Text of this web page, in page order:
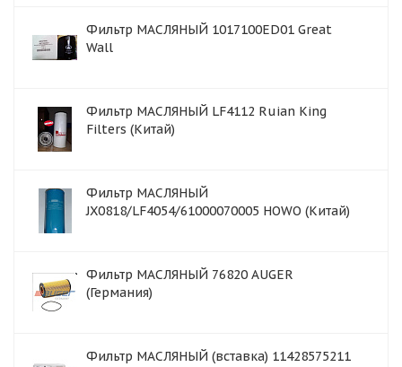
Фильтр МАСЛЯНЫЙ 1017100ED01 Great
Wall
Фильтр МАСЛЯНЫЙ LF4112 Ruian King
Filters (Китай)
Фильтр МАСЛЯНЫЙ
JX0818/LF4054/61000070005 HOWO (Китай)
Фильтр МАСЛЯНЫЙ 76820 AUGER
(Германия)
Фильтр МАСЛЯНЫЙ (вставка) 11428575211